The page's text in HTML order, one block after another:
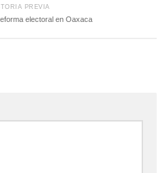
PREVIA
electoral en Oaxaca